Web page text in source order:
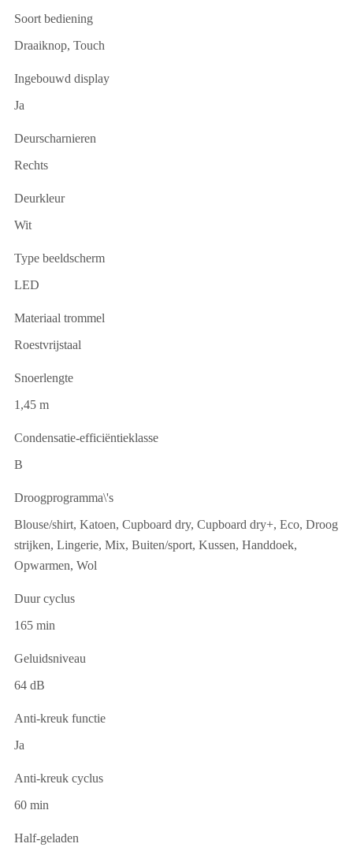
Soort bediening
Draaiknop, Touch
Ingebouwd display
Ja
Deurscharnieren
Rechts
Deurkleur
Wit
Type beeldscherm
LED
Materiaal trommel
Roestvrijstaal
Snoerlengte
1,45 m
Condensatie-efficiëntieklasse
B
Droogprogramma\'s
Blouse/shirt, Katoen, Cupboard dry, Cupboard dry+, Eco, Droog
strijken, Lingerie, Mix, Buiten/sport, Kussen, Handdoek,
Opwarmen, Wol
Duur cyclus
165 min
Geluidsniveau
64 dB
Anti-kreuk functie
Ja
Anti-kreuk cyclus
60 min
Half-geladen